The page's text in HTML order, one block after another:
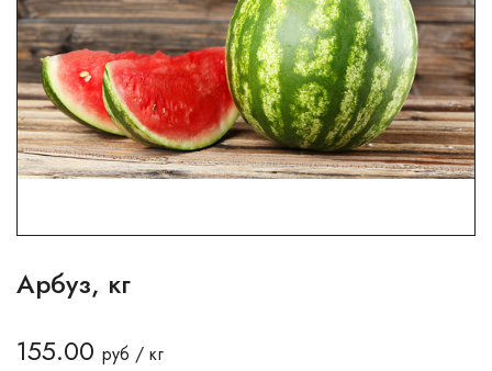
Арбуз, кг
155.00 руб / кг